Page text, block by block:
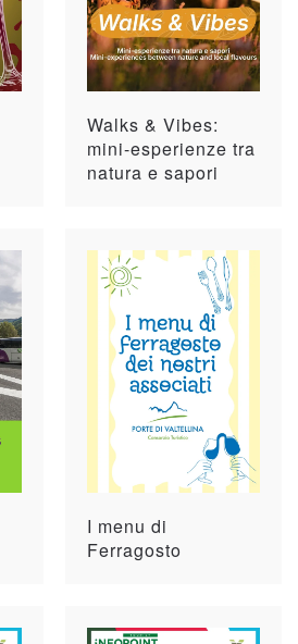
Walks & Vibes:
mini-esperienze tra
natura e sapori
I menu di
Ferragosto